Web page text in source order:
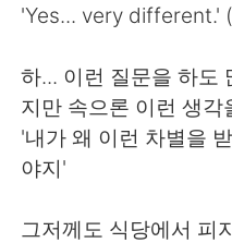
'Yes... very different.'
하... 이런 질문을 하도
지만 속으론 이런 생각
'내가 왜 이런 차별을
야지'
그저께도 식당에서 피